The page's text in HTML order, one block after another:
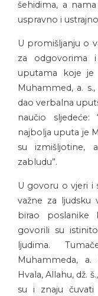
šehidima, a
uspravno i
U promišljanju o
za odgovorima
uputama koje je
Muhammed, a.
dao verbalna
naučio
najbolja uputa je
su izmišljotine,
zabludu”.
U govoru o vjeri i
važne za ljudsku
birao poslanike
govorili su
ljudima.
Muhammeda,
Hvala, Allahu, dž.
su i znaju